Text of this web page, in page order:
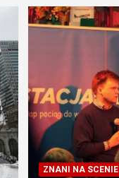
ZNANI NA SCENIE